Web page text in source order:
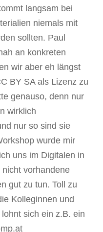
langsam bei
niemals mit
sollten. Paul
an konkreten
wir aber eh längst
BY SA als Lizenz zu
genauso, denn nur
wirklich
nur so sind sie
wurde mir
uns im Digitalen in
vorhandene
gut zu tun. Toll zu
Kolleginnen und
sich ein z.B. ein